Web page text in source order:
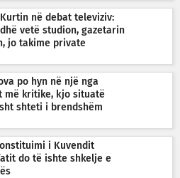
në debat televiziv:
vetë studion, gazetarin
jo takime private
po hyn në një nga
më kritike, kjo situatë
shteti i brendshëm
i Kuvendit
do të ishte shkelje e